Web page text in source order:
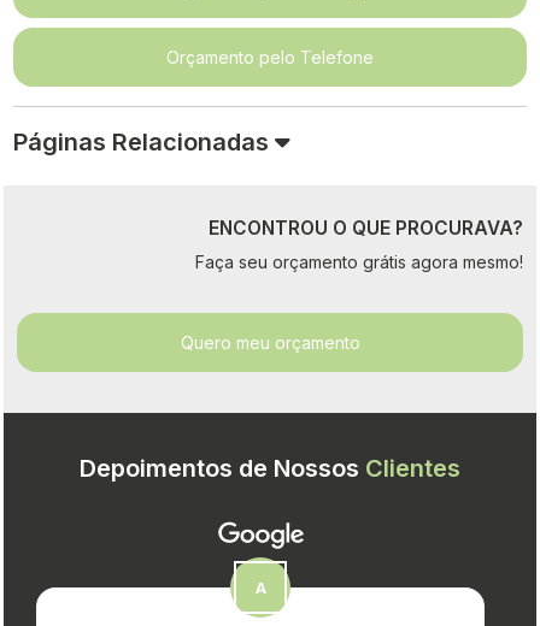
Orçamento pelo Telefone
Páginas Relacionadas
ENCONTROU O QUE PROCURAVA?
Faça seu orçamento grátis agora mesmo!
Quero meu orçamento
Depoimentos de Nossos Clientes